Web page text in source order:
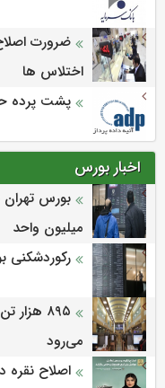
ضرورت
اختلاس ها
پشت پرده
اخبار بورس
میلیون واحد
رکوردشکنی بورس با
۸۹۵
می‌‌رود
اصلاح نقره